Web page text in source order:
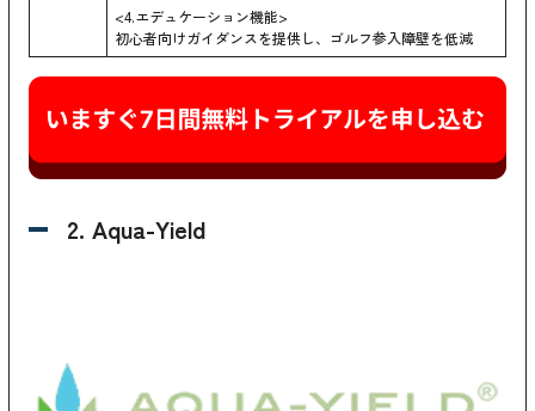
<4.エデュケーション機能>
初心者向けガイダンスを提供し、ゴルフ参入障壁を低減
2. Aqua-Yield